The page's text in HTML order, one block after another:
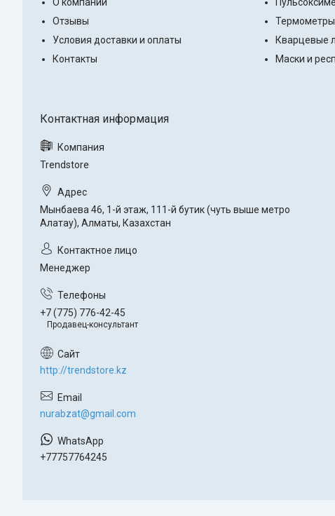
О компании
Отзывы
Условия доставки и оплаты
Контакты
Термометры
Кварцевые
Маски и
Trendstore
Мынбаева 46, 1-й этаж, 111-й бутик (чуть выше метро
Алатау), Алматы, Казахстан
Менеджер
+7 (775) 776-42-45
Продавец-консультант
http://trendstore.kz
nurabzat@gmail.com
+77757764245